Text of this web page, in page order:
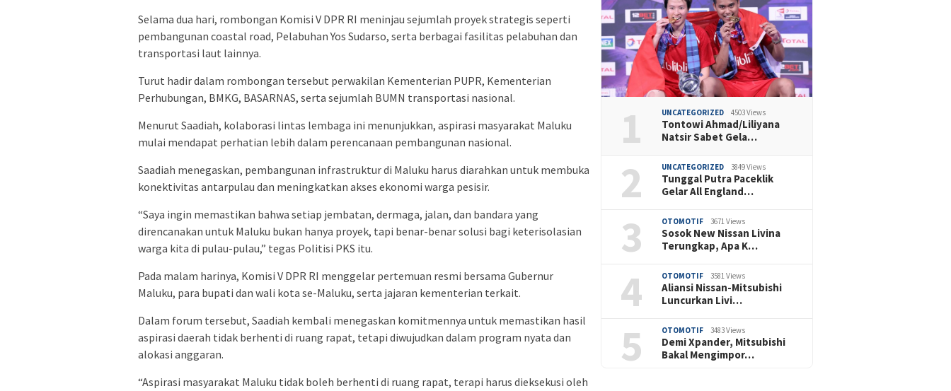
Selama dua hari, rombongan Komisi V DPR RI meninjau sejumlah proyek strategis seperti
pembangunan coastal road, Pelabuhan Yos Sudarso, serta berbagai fasilitas pelabuhan dan
transportasi laut lainnya.
Turut hadir dalam rombongan tersebut perwakilan Kementerian PUPR, Kementerian
Perhubungan, BMKG, BASARNAS, serta sejumlah BUMN transportasi nasional.
Menurut Saadiah, kolaborasi lintas lembaga ini menunjukkan, aspirasi masyarakat Maluku
mulai mendapat perhatian lebih dalam perencanaan pembangunan nasional.
Saadiah menegaskan, pembangunan infrastruktur di Maluku harus diarahkan untuk membuka
konektivitas antarpulau dan meningkatkan akses ekonomi warga pesisir.
“Saya ingin memastikan bahwa setiap jembatan, dermaga, jalan, dan bandara yang
direncanakan untuk Maluku bukan hanya proyek, tapi benar-benar solusi bagi keterisolasian
warga kita di pulau-pulau,” tegas Politisi PKS itu.
Pada malam harinya, Komisi V DPR RI menggelar pertemuan resmi bersama Gubernur
Maluku, para bupati dan wali kota se-Maluku, serta jajaran kementerian terkait.
Dalam forum tersebut, Saadiah kembali menegaskan komitmennya untuk memastikan hasil
aspirasi daerah tidak berhenti di ruang rapat, tetapi diwujudkan dalam program nyata dan
alokasi anggaran.
“Aspirasi masyarakat Maluku tidak boleh berhenti di ruang rapat, terapi harus dieksekusi oleh
1 UNCATEGORIZED 4503 Views
Tontowi Ahmad/Liliyana
Natsir Sabet Gela…
2 UNCATEGORIZED 3849 Views
Tunggal Putra Paceklik
Gelar All England…
3 OTOMOTIF 3671 Views
Sosok New Nissan Livina
Terungkap, Apa K…
4 OTOMOTIF 3581 Views
Aliansi Nissan-Mitsubishi
Luncurkan Livi…
5 OTOMOTIF 3483 Views
Demi Xpander, Mitsubishi
Bakal Mengimpor…